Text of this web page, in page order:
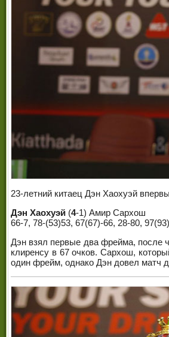
23-летний китаец Дэн Хаохуэй
Дэн Хаохуэй (4-1) Амир Сархош
66-7, 78-(53)53, 67(67)-66, 28-80,
Дэн взял первые два фрейма, после
клиренсу в 67 очков. Сархош,
один фрейм, однако Дэн довел матч